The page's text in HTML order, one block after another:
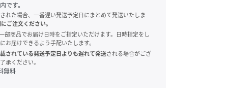
です。
れた場合、一番遅い発送予定日にまとめて発送いたしま
ご注文ください。
商品でお届け日時をご指定いただけます。日時指定をし
お届けできるよう手配いたします。
されている発送予定日よりも遅れて発送される場合がござ
承ください。
無料